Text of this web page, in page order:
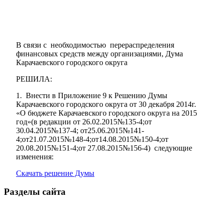
В связи с необходимостью перераспределения
финансовых средств между организациями, Дума
Карачаевского городского округа
РЕШИЛА:
1. Внести в Приложение 9 к Решению Думы
Карачаевского городского округа от 30 декабря 2014г.
«О бюджете Карачаевского городского округа на 2015
год»(в редакции от 26.02.2015№135-4;от
30.04.2015№137-4; от25.06.2015№141-
4;от21.07.2015№148-4;от14.08.2015№150-4;от
20.08.2015№151-4;от 27.08.2015№156-4) следующие
изменения:
Скачать решение Думы
Разделы сайта